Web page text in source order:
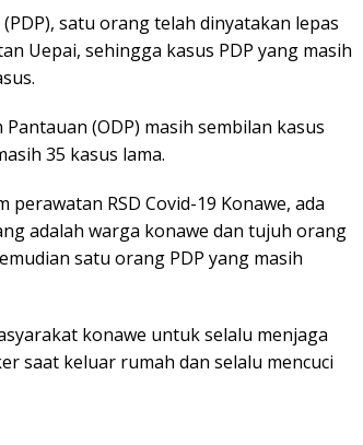
satu orang telah dinyatakan lepas
Uepai, sehingga kasus PDP yang masih
(ODP) masih sembilan kasus
35 kasus lama.
RSD Covid-19 Konawe, ada
adalah warga konawe dan tujuh orang
satu orang PDP yang masih
konawe untuk selalu menjaga
saat keluar rumah dan selalu mencuci